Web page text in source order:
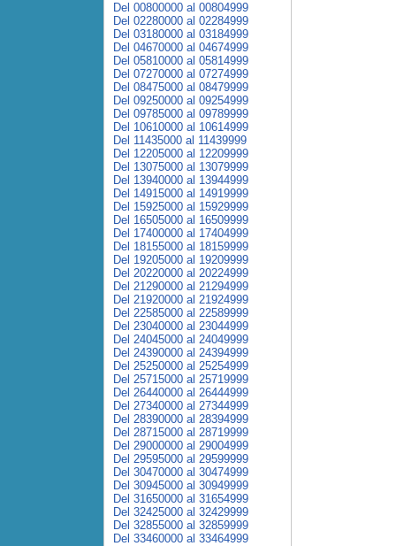
Del 00800000 al 00804999
Del 02280000 al 02284999
Del 03180000 al 03184999
Del 04670000 al 04674999
Del 05810000 al 05814999
Del 07270000 al 07274999
Del 08475000 al 08479999
Del 09250000 al 09254999
Del 09785000 al 09789999
Del 10610000 al 10614999
Del 11435000 al 11439999
Del 12205000 al 12209999
Del 13075000 al 13079999
Del 13940000 al 13944999
Del 14915000 al 14919999
Del 15925000 al 15929999
Del 16505000 al 16509999
Del 17400000 al 17404999
Del 18155000 al 18159999
Del 19205000 al 19209999
Del 20220000 al 20224999
Del 21290000 al 21294999
Del 21920000 al 21924999
Del 22585000 al 22589999
Del 23040000 al 23044999
Del 24045000 al 24049999
Del 24390000 al 24394999
Del 25250000 al 25254999
Del 25715000 al 25719999
Del 26440000 al 26444999
Del 27340000 al 27344999
Del 28390000 al 28394999
Del 28715000 al 28719999
Del 29000000 al 29004999
Del 29595000 al 29599999
Del 30470000 al 30474999
Del 30945000 al 30949999
Del 31650000 al 31654999
Del 32425000 al 32429999
Del 32855000 al 32859999
Del 33460000 al 33464999